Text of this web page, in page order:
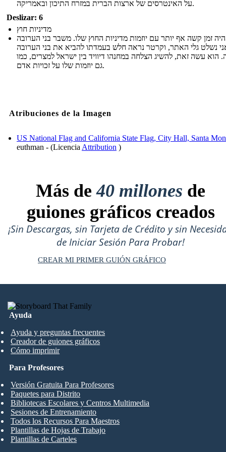
על האינטרסים של ארצות הברית במזרח התיכון ובאמריקה.
Deslizar: 6
מדיניות חוץ
זמן קשה אף יותר עם יוזמות מדיניות החוץ שלו. משבר בני הערובה
נשלט גלי האתר, וקרטר נראה חלש בעמדתו להביא את בני הערובה
הוא עשה זאת, להשיג הצלחה במחנהו דיוויד בין ישראל למצרים, כמו
גם יוזמות שלו על זכויות אדם.
Atribuciones de la Imagen
US National Flag and California State Flag, City Hall, Santa
euthman - (LicenciaAttribution )
Más de40 millones de
guiones gráficos creados
¡Sin Descargas, sin Tarjeta de Crédito y sin
de Iniciar Sesión Para Probar!
CREAR MI PRIMER GUIÓN GRÁFICO
Ayuda
Ayuda y preguntas frecuentes
Creador de guiones gráficos
Cómo imprimir
Para Profesores
Versión Gratuita Para Profesores
Paquetes para Distrito
Bibliotecas Escolares y Centros Multimedia
Sesiones de Entrenamiento
Todos los Recursos Para Maestros
Plantillas de Hojas de Trabajo
Plantillas de Carteles